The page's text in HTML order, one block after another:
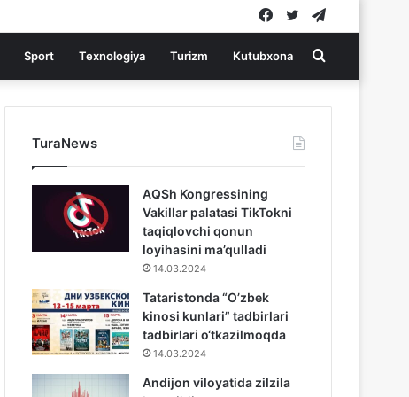
Twitter
Facebook
Sport Texnologiya Turizm Kutubxona Search
for
TuraNews
AQSh Kongressining
Vakillar palatasi TikTokni
taqiqlovchi qonun
loyihasini ma’qulladi
14.03.2024
Tataristonda “O’zbek
kinosi kunlari” tadbirlari
tadbirlari o‘tkazilmoqda
14.03.2024
Andijon viloyatida zilzila